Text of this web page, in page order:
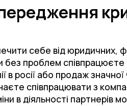
себе від юридичних,
без проблем співпрацюєте
росії або продаж значної
співпрацювати з
в діяльності партнерів